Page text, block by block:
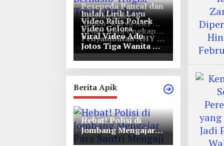
Pesepeda Pancal dan
Pejalan Kaki
Bernasib Tragis,
Tewas Ditabrak
Pikap di Nganjuk
Inilah Lirik Lagu
‘Ibuku’ Karya AKP
Moch Mukid
Video Rilis Polsek
Kediri Kota Ungkap
5747 Butil Pil Dobel
L
Video Gelora
Penyambutan AHY di
Rapimnas Partai
Demokrat
Viral Video Adu
Jotos Tiga Wanita Di
Simpang Lima Gumul
Berita Apik
Hebat! Polisi di
Jombang Mengajar
Para Santri Mengaji